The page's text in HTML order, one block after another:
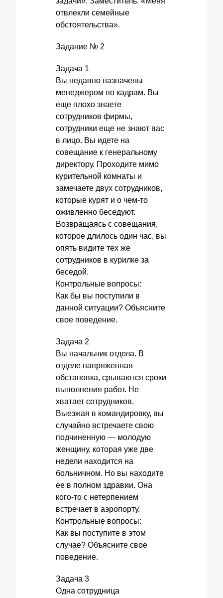
отвлекли семейные
обстоятельства».
Задание № 2
Задача 1
Вы недавно назначены
менеджером по кадрам. Вы
еще плохо знаете
сотрудников фирмы,
сотрудники еще не знают вас
в лицо. Вы идете на
совещание к генеральному
директору. Проходите мимо
курительной комнаты и
замечаете двух сотрудников,
которые курят и о чем-то
оживленно беседуют.
Возвращаясь с совещания,
которое длилось один час, вы
опять видите тех же
сотрудников в курилке за
беседой.
Контрольные вопросы:
Как бы вы поступили в
данной ситуации? Объясните
свое поведение.
Задача 2
Вы начальник отдела. В
отделе напряженная
обстановка, срываются сроки
выполнения работ. Не
хватает сотрудников.
Выезжая в командировку, вы
случайно встречаете свою
подчиненную — молодую
женщину, которая уже две
недели находится на
больничном. Но вы находите
ее в полном здравии. Она
кого-то с нетерпением
встречает в аэропорту.
Контрольные вопросы:
Как вы поступите в этом
случае? Объясните свое
поведение.
Задача 3
Одна сотрудница